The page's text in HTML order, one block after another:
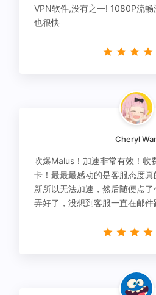
VPN软件,没有之一! 1080P流
也很快
Cheryl
吹爆Malus！加速非常有效！收
卡！最最最感动的是客服态度
新所以无法加速，然后随便点
弄好了，没想到客服一直在邮件